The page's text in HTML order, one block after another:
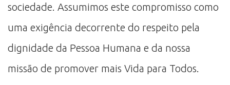
sociedade. Assumimos este compromisso como
uma exigência decorrente do respeito pela
dignidade da Pessoa Humana e da nossa
missão de promover mais Vida para Todos.